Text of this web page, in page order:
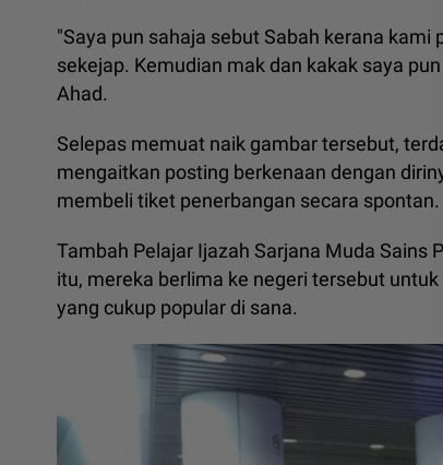
"Saya pun sahaja sebut Sabah kerana
sekejap. Kemudian mak dan kakak saya
Ahad.
Selepas memuat naik gambar tersebut,
mengaitkan posting berkenaan dengan
membeli tiket penerbangan secara spontan.
Tambah Pelajar Ijazah Sarjana Muda Sains
itu, mereka berlima ke negeri tersebut
yang cukup popular di sana.